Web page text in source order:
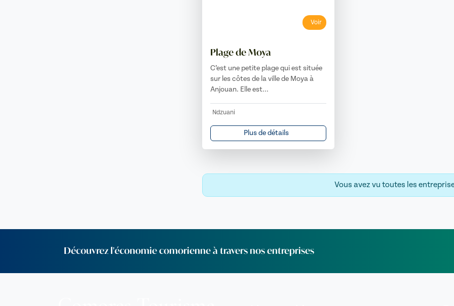
Voir
Plage de Moya
C’est une petite plage qui est située
sur les côtes de la ville de Moya à
Anjouan. Elle est...
Ndzuani
Plus de détails
Vous avez vu toutes les
Découvrez l'économie comorienne à travers nos entreprises